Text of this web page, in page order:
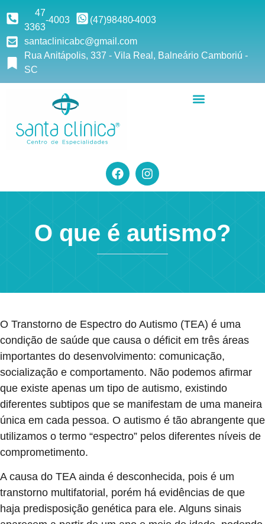
47
3363
-4003 (47)98480-4003
santaclinicabc@gmail.com
Rua Anitápolis, 337 - Vila Real, Balneário Camboriú -
SC
O que é autismo?
O Transtorno de Espectro do Autismo (TEA) é uma
condição de saúde que causa o déficit em três áreas
importantes do desenvolvimento: comunicação,
socialização e comportamento. Não podemos afirmar
que existe apenas um tipo de autismo, existindo
diferentes subtipos que se manifestam de uma maneira
única em cada pessoa. O autismo é tão abrangente que
utilizamos o termo “espectro” pelos diferentes níveis de
comprometimento.
A causa do TEA ainda é desconhecida, pois é um
transtorno multifatorial, porém há evidências de que
haja predisposição genética para ele. Alguns sinais